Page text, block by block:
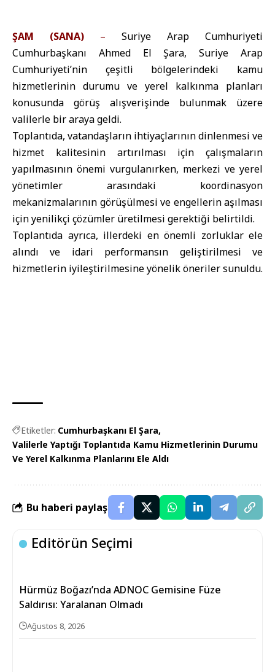
ŞAM (SANA) – Suriye Arap Cumhuriyeti
Cumhurbaşkanı Ahmed El Şara, Suriye Arap
Cumhuriyeti’nin çeşitli bölgelerindeki kamu
hizmetlerinin durumu ve yerel kalkınma planları
konusunda görüş alışverişinde bulunmak üzere
valilerle bir araya geldi.
Toplantıda, vatandaşların ihtiyaçlarının dinlenmesi ve
hizmet kalitesinin artırılması için çalışmaların
yapılmasının önemi vurgulanırken, merkezi ve yerel
yönetimler arasındaki koordinasyon
mekanizmalarının görüşülmesi ve engellerin aşılması
için yenilikçi çözümler üretilmesi gerektiği belirtildi.
Toplantıda ayrıca, illerdeki en önemli zorluklar ele
alındı ve idari performansın geliştirilmesi ve
hizmetlerin iyileştirilmesine yönelik öneriler sunuldu.
Etiketler: Cumhurbaşkanı El Şara
Valilerle Yaptığı Toplantıda Kamu Hizmetlerinin Durumu
Ve Yerel Kalkınma Planlarını Ele Aldı
Bu haberi paylaş
Editörün Seçimi
Hürmüz Boğazı’nda ADNOC Gemisine Füze
Saldırısı: Yaralanan Olmadı
Ağustos 8, 2026